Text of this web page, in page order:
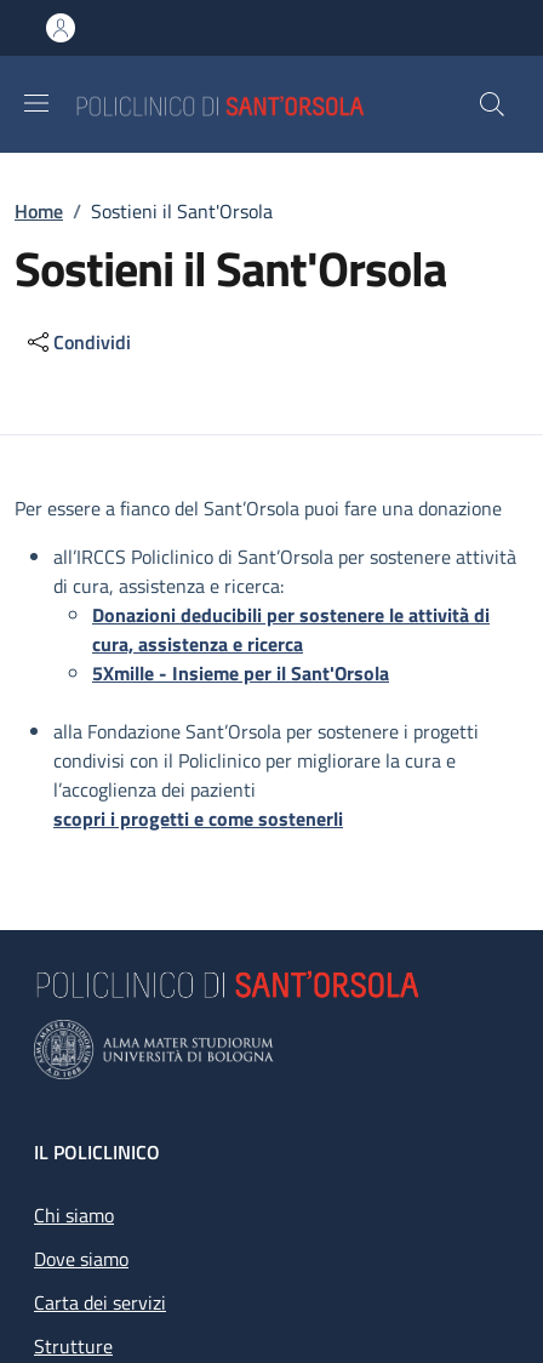
al contenuto principale
to footer content
Briciole di pane
Home / Sostieni il Sant'Orsola
Sostieni il Sant'Orsola
Condividi
Descrizione
Per essere a fianco del Sant’Orsola puoi fare una donazione
all’IRCCS Policlinico di Sant’Orsola per sostenere attività
di cura, assistenza e ricerca:
Donazioni deducibili per sostenere le attività di
cura, assistenza e ricerca
5Xmille - Insieme per il Sant'Orsola
alla Fondazione Sant’Orsola per sostenere i progetti
condivisi con il Policlinico per migliorare la cura e
l’accoglienza dei pazienti
scopri i progetti e come sostenerli
Footer
IL POLICLINICO
Chi siamo
Dove siamo
Carta dei servizi
Strutture